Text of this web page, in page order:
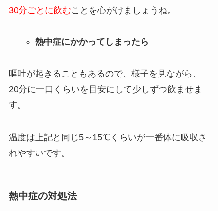
30分ごとに飲むことを心がけましょうね。
熱中症にかかってしまったら
嘔吐が起きることもあるので、様子を見ながら、
20分に一口くらいを目安にして少しずつ飲ませま
す。
温度は上記と同じ5～15℃くらいが一番体に吸収さ
れやすいです。
熱中症の対処法